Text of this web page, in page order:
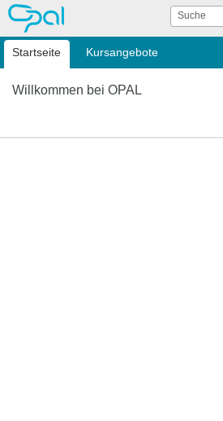
OPAL Suche
Startseite Kursangebote
Willkommen bei OPAL